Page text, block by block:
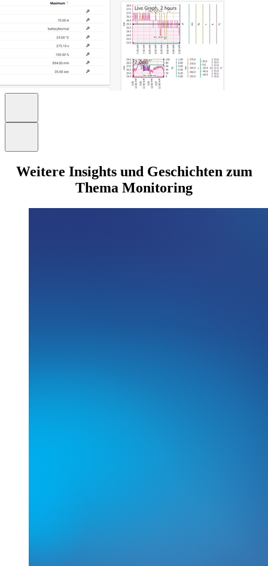
Weitere Insights und Geschichten zum
Thema Monitoring